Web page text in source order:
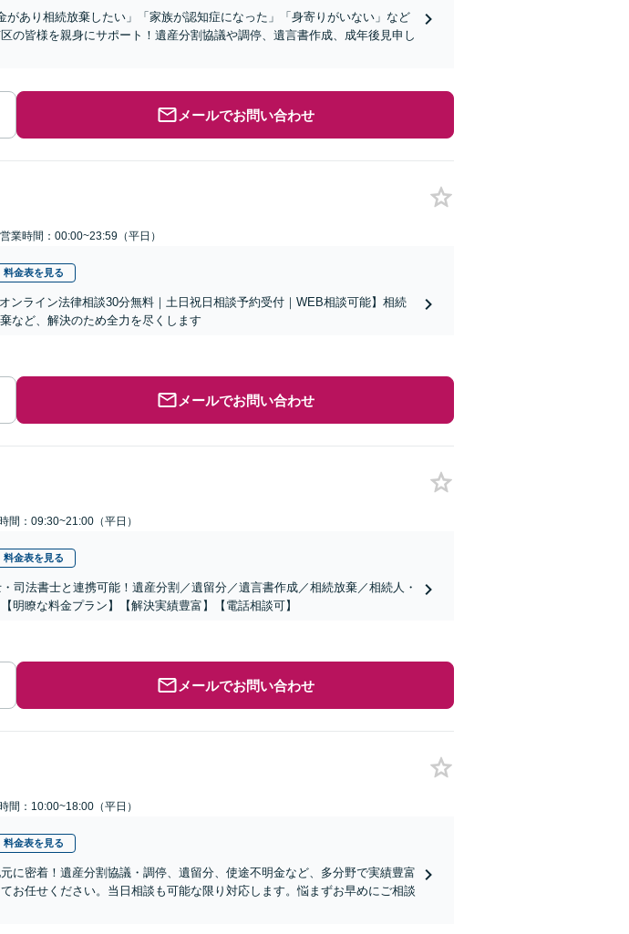
があり相続放棄したい」「家族が認知症になった」「身寄りがいない」など
の皆様を親身にサポート！遺産分割協議や調停、遺言書作成、成年後見申し
メールでお問い合わせ
営業時間：00:00~23:59（平日）
料金表を見る
ンライン法律相談30分無料｜土日祝日相談予約受付｜WEB相談可能】相続
など、解決のため全力を尽くします
メールでお問い合わせ
間：09:30~21:00（平日）
料金表を見る
司法書士と連携可能！遺産分割／遺留分／遺言書作成／相続放棄／相続人・
明瞭な料金プラン】【解決実績豊富】【電話相談可】
メールでお問い合わせ
間：10:00~18:00（平日）
料金表を見る
に密着！遺産分割協議・調停、遺留分、使途不明金など、多分野で実績豊富
お任せください。当日相談も可能な限り対応します。悩まずお早めにご相談